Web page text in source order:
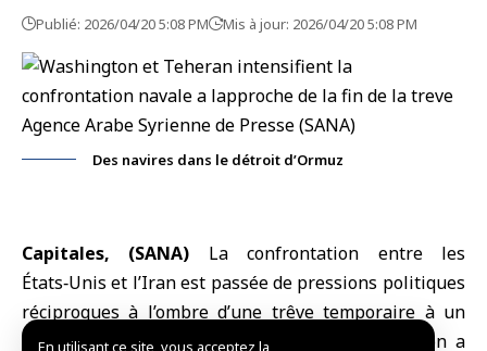
En utilisant ce site, vous acceptez la
Publié: 2026/04/20 5:08 PM Mis à jour: 2026/04/20 5:08 PM
Des navires dans le détroit d’Ormuz
Capitales, (SANA) La confrontation entre les
États‑Unis et l’Iranest passée de pressions politiques
réciproques à l’ombre d’une trêve temporaire à un
affrontement naval direct, après que Washington a